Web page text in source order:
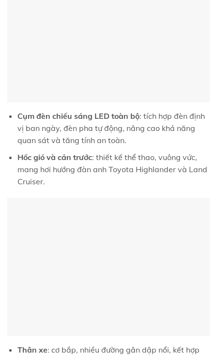
Cụm đèn chiếu sáng LED toàn bộ: tích hợp đèn định
vị ban ngày, đèn pha tự động, nâng cao khả năng
quan sát và tăng tính an toàn.
Hốc gió và cản trước: thiết kế thể thao, vuông vức,
mang hơi hướng đàn anh Toyota Highlander và Land
Cruiser.
Thân xe: cơ bắp, nhiều đường gân dập nổi, kết hợp